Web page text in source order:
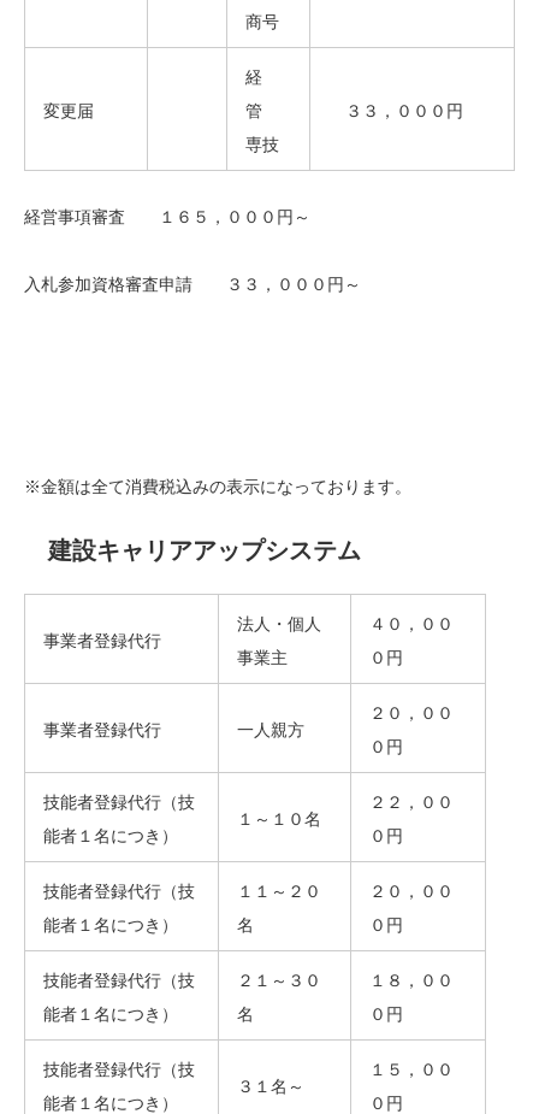
商号
変更届
経
管
専技
３３，０００円
経営事項審査 １６５，０００円～
入札参加資格審査申請 ３３，０００円～
※金額は全て消費税込みの表示になっております。
建設キャリアアップシステム
事業者登録代行
法人・個人
事業主
４０，００
０円
事業者登録代行 一人親方
２０，００
０円
技能者登録代行（技
能者１名につき）
１～１０名
２２，００
０円
技能者登録代行（技
能者１名につき）
１１～２０
名
２０，００
０円
技能者登録代行（技
能者１名につき）
２１～３０
名
１８，００
０円
技能者登録代行（技
能者１名につき）
３１名～
１５，００
０円